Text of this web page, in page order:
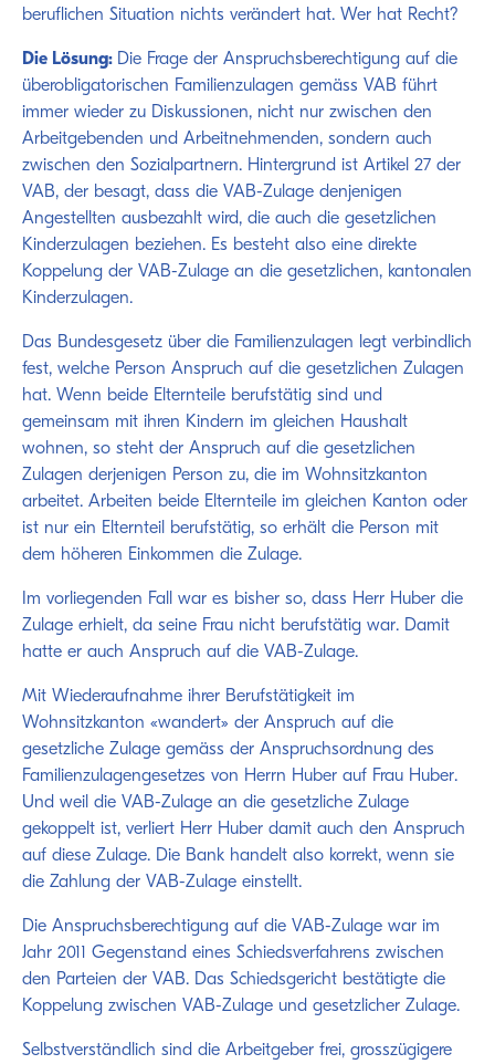
beruflichen Situation nichts verändert hat. Wer hat Recht?
Die Lösung: Die Frage der Anspruchsberechtigung auf die
überobligatorischen Familienzulagen gemäss VAB führt
immer wieder zu Diskussionen, nicht nur zwischen den
Arbeitgebenden und Arbeitnehmenden, sondern auch
zwischen den Sozialpartnern. Hintergrund ist Artikel 27 der
VAB, der besagt, dass die VAB-Zulage denjenigen
Angestellten ausbezahlt wird, die auch die gesetzlichen
Kinderzulagen beziehen. Es besteht also eine direkte
Koppelung der VAB-Zulage an die gesetzlichen, kantonalen
Kinderzulagen.
Das Bundesgesetz über die Familienzulagen legt verbindlich
fest, welche Person Anspruch auf die gesetzlichen Zulagen
hat. Wenn beide Elternteile berufstätig sind und
gemeinsam mit ihren Kindern im gleichen Haushalt
wohnen, so steht der Anspruch auf die gesetzlichen
Zulagen derjenigen Person zu, die im Wohnsitzkanton
arbeitet. Arbeiten beide Elternteile im gleichen Kanton oder
ist nur ein Elternteil berufstätig, so erhält die Person mit
dem höheren Einkommen die Zulage.
Im vorliegenden Fall war es bisher so, dass Herr Huber die
Zulage erhielt, da seine Frau nicht berufstätig war. Damit
hatte er auch Anspruch auf die VAB-Zulage.
Mit Wiederaufnahme ihrer Berufstätigkeit im
Wohnsitzkanton «wandert» der Anspruch auf die
gesetzliche Zulage gemäss der Anspruchsordnung des
Familienzulagengesetzes von Herrn Huber auf Frau Huber.
Und weil die VAB-Zulage an die gesetzliche Zulage
gekoppelt ist, verliert Herr Huber damit auch den Anspruch
auf diese Zulage. Die Bank handelt also korrekt, wenn sie
die Zahlung der VAB-Zulage einstellt.
Die Anspruchsberechtigung auf die VAB-Zulage war im
Jahr 2011 Gegenstand eines Schiedsverfahrens zwischen
den Parteien der VAB. Das Schiedsgericht bestätigte die
Koppelung zwischen VAB-Zulage und gesetzlicher Zulage.
Selbstverständlich sind die Arbeitgeber frei, grosszügigere